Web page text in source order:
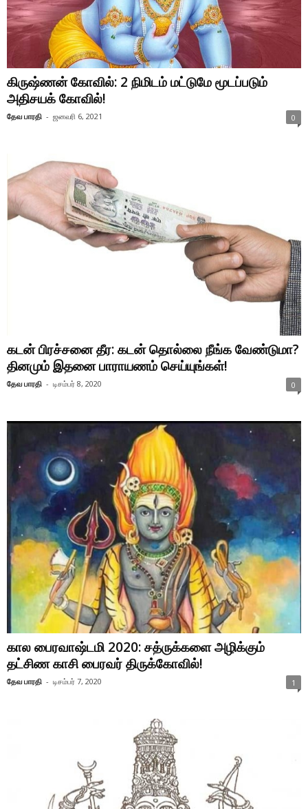
கிருஷ்ணன் கோவில்: 2 நிமிடம் மட்டுமே மூடப்படும்
அதிசயக் கோவில்!
தேவ பாரதி - ஜனவரி 6, 2021 0
கடன் பிரச்சனை தீர: கடன் தொல்லை நீங்க வேண்டுமா?
தினமும் இதனை பாராயணம் செய்யுங்கள்!
தேவ பாரதி - டிசம்பர் 8, 2020 0
கால பைரவாஷ்டமி 2020: சத்ருக்களை அழிக்கும்
தட்சிண காசி பைரவர் திருக்கோவில்!
தேவ பாரதி - டிசம்பர் 7, 2020 1